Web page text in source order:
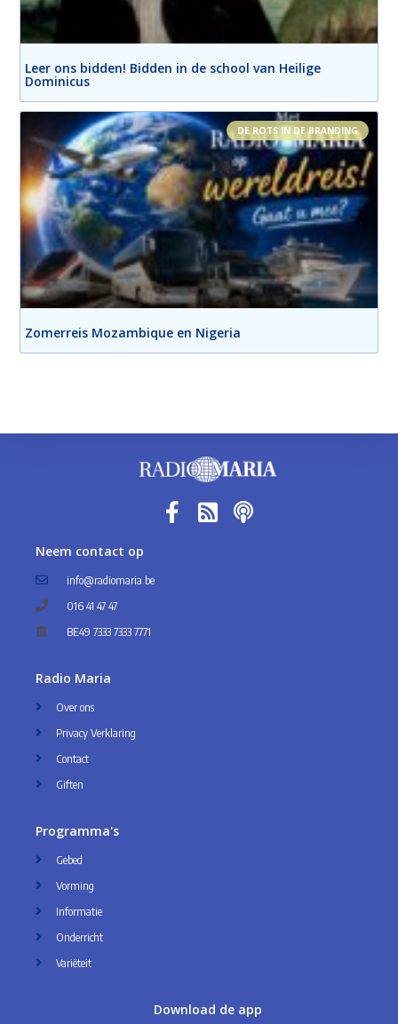
Leer ons bidden! Bidden in de school van Heilige
Dominicus
DE ROTS IN DE BRANDING
Zomerreis Mozambique en Nigeria
Neem contact op
info@radiomaria.be
016 41 47 47
BE49 7333 7333 7771
Radio Maria
Over ons
Privacy Verklaring
Contact
Giften
Programma's
Gebed
Vorming
Informatie
Onderricht
Variëteit
Download de app